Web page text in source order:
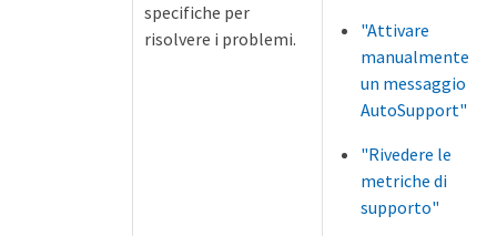
specifiche per
risolvere i problemi.
"Attivare
manualmente
un messaggio
AutoSupport"
"Rivedere le
metriche di
supporto"